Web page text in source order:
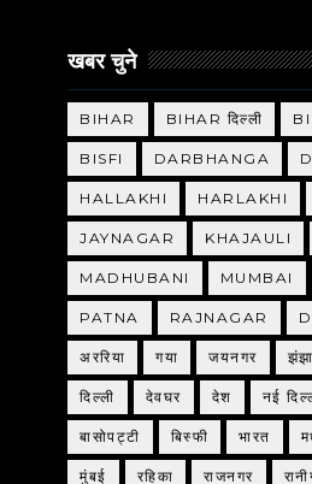
खबर चुने
BIHAR BIHAR दिल्ली
BISFI DARBHANGA
HALLAKHI HARLAKHI
JAYNAGAR KHAJAULI
MADHUBANI MUMBAI
PATNA RAJNAGAR
अररिया गया जयनगर
दिल्ली देवघर देश नई
बासोपट्टी बिस्फी भारत
मुंबई रहिका राजनगर